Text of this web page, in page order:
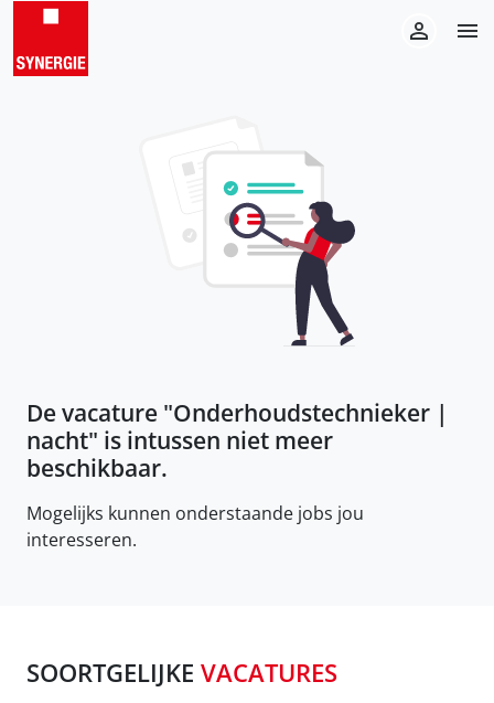
De vacature "Onderhoudstechnieker |
nacht" is intussen niet meer
beschikbaar.
Mogelijks kunnen onderstaande jobs jou
interesseren.
SOORTGELIJKE VACATURES